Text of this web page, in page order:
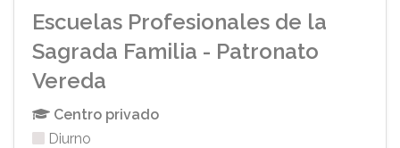
Escuelas Profesionales de la
Sagrada Familia - Patronato
Vereda
Centro privado
Diurno